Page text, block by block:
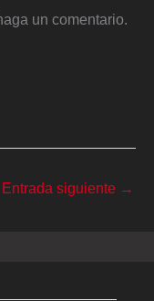
un comentario.
Entrada siguiente →